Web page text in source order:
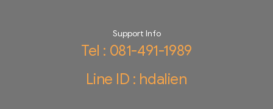
Support Info
Tel : 081-491-1989
Line ID : hdalien